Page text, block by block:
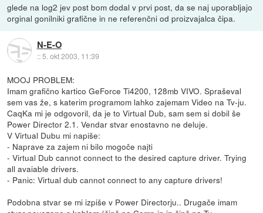
glede na log2 jev post bom dodal v prvi post, da se naj uporabljajo
orginal gonilniki grafične in ne referenčni od proizvajalca čipa.
N-E-O
::5. okt 2003, 11:39
MOOJ PROBLEM:
Imam grafično kartico GeForce Ti4200, 128mb VIVO. Spraševal
sem vas že, s katerim programom lahko zajemam Video na Tv-ju.
CaqKa mi je odgovoril, da je to Virtual Dub, sam sem si dobil še
Power Director 2.1. Vendar stvar enostavno ne deluje.
V Virtual Dubu mi napiše:
- Naprave za zajem ni bilo mogoče najti
- Virtual Dub cannot connect to the desired capture driver. Trying
all avaiable drivers.
- Panic: Virtual dub cannot connect to any capture drivers!
Podobna stvar se mi izpiše v Power Directorju.. Drugače imam